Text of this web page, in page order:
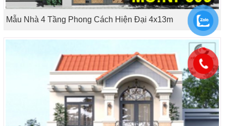
Mẫu Nhà 4 Tầng Phong Cách Hiện Đại 4x13m